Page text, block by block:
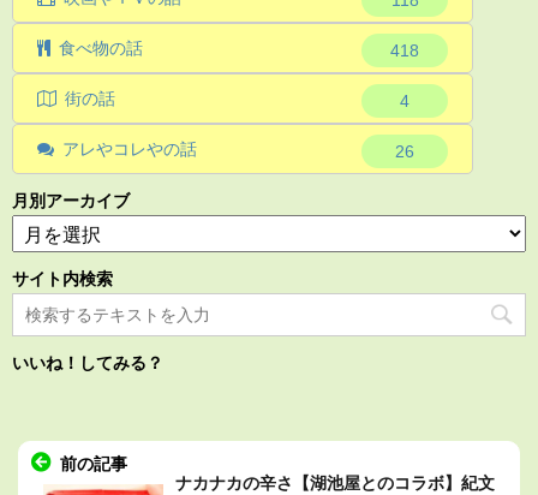
食べ物の話 418
街の話 4
アレやコレやの話 26
月別アーカイブ
サイト内検索
いいね！してみる？
前の記事
ナカナカの辛さ【湖池屋とのコラボ】紀文